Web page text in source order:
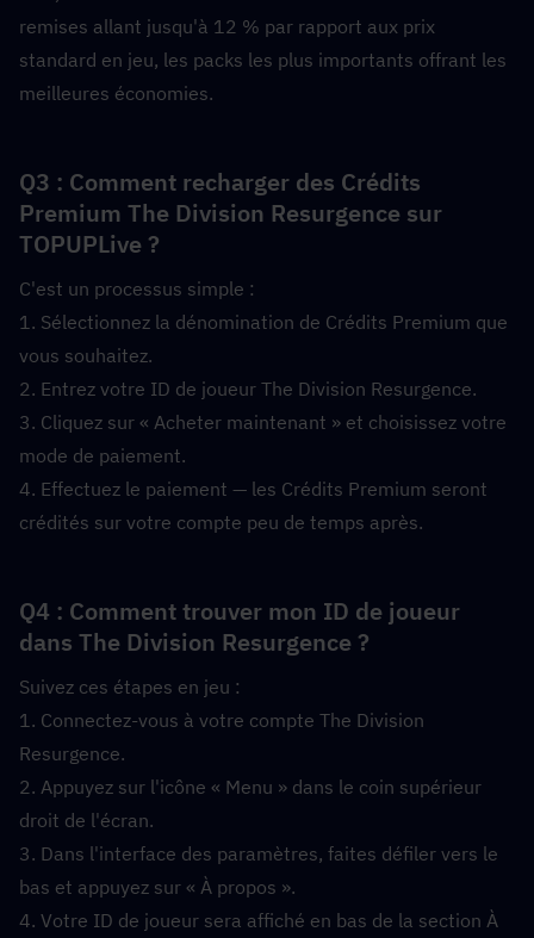
remises allant jusqu'à 12 % par rapport aux prix
standard en jeu, les packs les plus importants offrant les
meilleures économies.
Q3 : Comment recharger des Crédits
Premium The Division Resurgence sur
TOPUPLive ?
C'est un processus simple :
1. Sélectionnez la dénomination de Crédits Premium que
vous souhaitez.
2. Entrez votre ID de joueur The Division Resurgence.
3. Cliquez sur « Acheter maintenant » et choisissez votre
mode de paiement.
4. Effectuez le paiement — les Crédits Premium seront
crédités sur votre compte peu de temps après.
Q4 : Comment trouver mon ID de joueur
dans The Division Resurgence ?
Suivez ces étapes en jeu :
1. Connectez-vous à votre compte The Division
Resurgence.
2. Appuyez sur l'icône « Menu » dans le coin supérieur
droit de l'écran.
3. Dans l'interface des paramètres, faites défiler vers le
bas et appuyez sur « À propos ».
4. Votre ID de joueur sera affiché en bas de la section À